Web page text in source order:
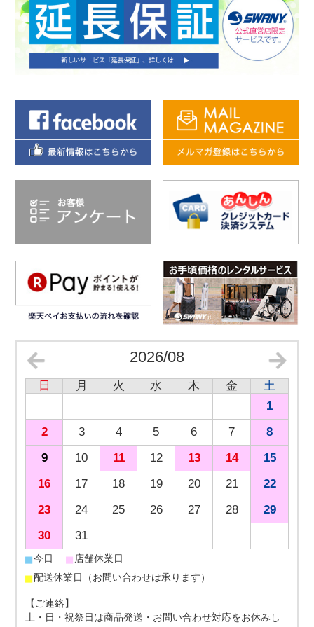
2026/08
日 月 火 水 木 金
土
1
2
3 4 5 6 7
8
9
10 11 12 13 14
15
16
17 18 19 20 21
22
23
24 25 26 27 28
29
30
31
■今日 ■ 店舗休業日
■配送休業日（お問い合わせは承ります）
【ご連絡】
土・日・祝祭日は商品発送・お問い合わせ対応をお休みし